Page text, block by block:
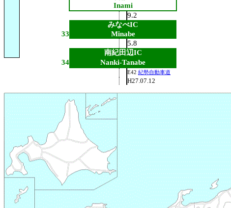
Inami
9.2
みなべIC
33
Minabe
5.8
南紀田辺IC
34
Nanki-Tanabe
E42 紀勢自動車道
H27.07.12